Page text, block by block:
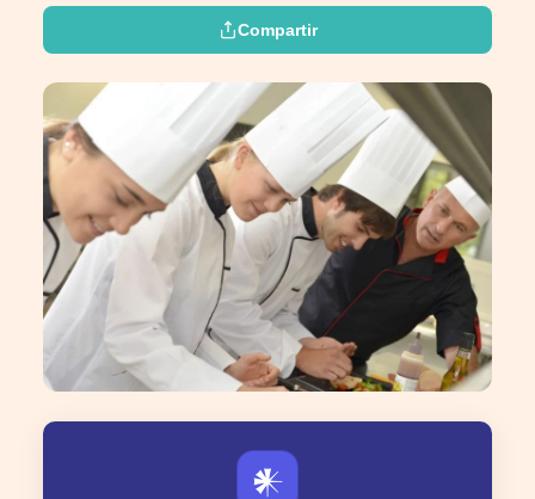
Compartir
𒀭